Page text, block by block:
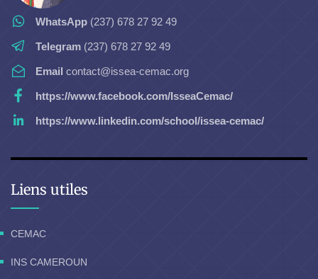
WhatsApp (237) 678 27 92 49
Telegram (237) 678 27 92 49
Email contact@issea-cemac.org
https://www.facebook.com/IsseaCemac/
https://www.linkedin.com/school/issea-cemac/
Liens utiles
CEMAC
INS CAMEROUN